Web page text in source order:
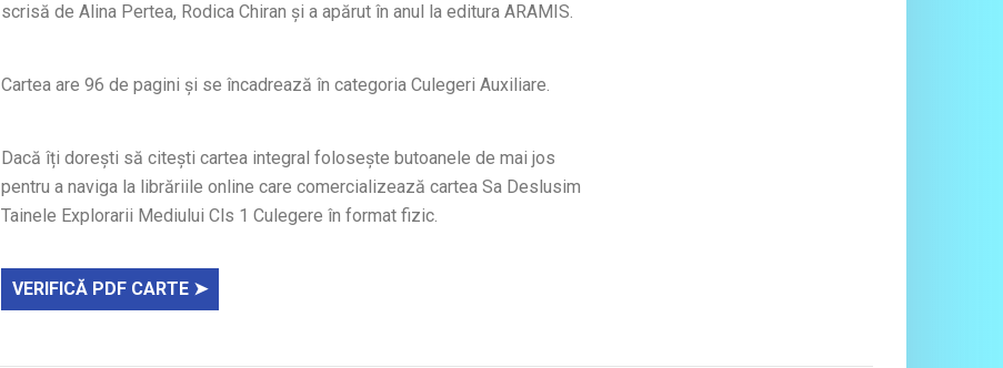
scrisă de Alina Pertea, Rodica Chiran și a apărut în anul la editura ARAMIS.
Cartea are 96 de pagini și se încadrează în categoria Culegeri Auxiliare.
Dacă îți dorești să citești cartea integral folosește butoanele de mai jos
pentru a naviga la librăriile online care comercializează cartea Sa Deslusim
Tainele Explorarii Mediului Cls 1 Culegere în format fizic.
VERIFICĂ PDF CARTE ➤